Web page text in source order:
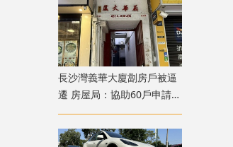
長沙灣義華大廈劏房戶被逼
遷 房屋局：協助60戶申請過
渡屋